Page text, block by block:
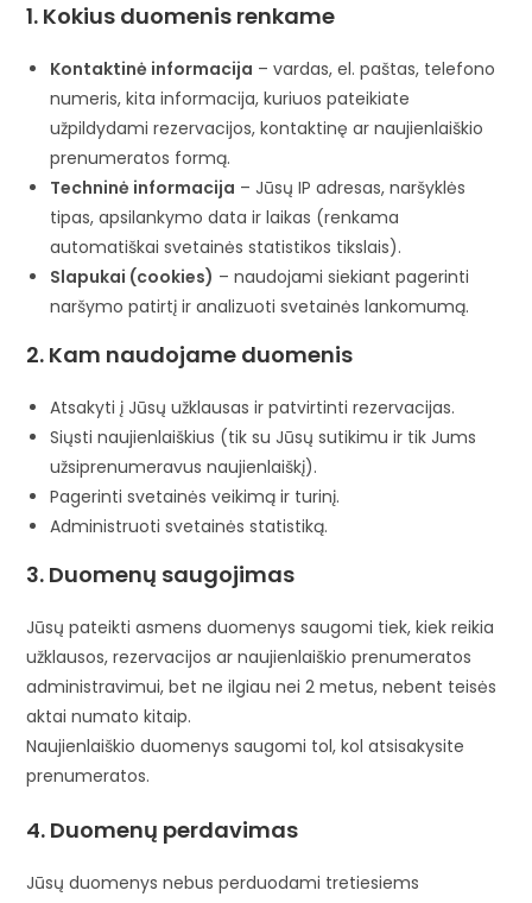
1. Kokius duomenis renkame
Kontaktinė informacija – vardas, el. paštas, telefono
numeris, kita informacija, kuriuos pateikiate
užpildydami rezervacijos, kontaktinę ar naujienlaiškio
prenumeratos formą.
Techninė informacija – Jūsų IP adresas, naršyklės
tipas, apsilankymo data ir laikas (renkama
automatiškai svetainės statistikos tikslais).
Slapukai (cookies) – naudojami siekiant pagerinti
naršymo patirtį ir analizuoti svetainės lankomumą.
2. Kam naudojame duomenis
Atsakyti į Jūsų užklausas ir patvirtinti rezervacijas.
Siųsti naujienlaiškius (tik su Jūsų sutikimu ir tik Jums
užsiprenumeravus naujienlaiškį).
Pagerinti svetainės veikimą ir turinį.
Administruoti svetainės statistiką.
3. Duomenų saugojimas
Jūsų pateikti asmens duomenys saugomi tiek, kiek reikia
užklausos, rezervacijos ar naujienlaiškio prenumeratos
administravimui, bet ne ilgiau nei 2 metus, nebent teisės
aktai numato kitaip.
Naujienlaiškio duomenys saugomi tol, kol atsisakysite
prenumeratos.
4. Duomenų perdavimas
Jūsų duomenys nebus perduodami tretiesiems